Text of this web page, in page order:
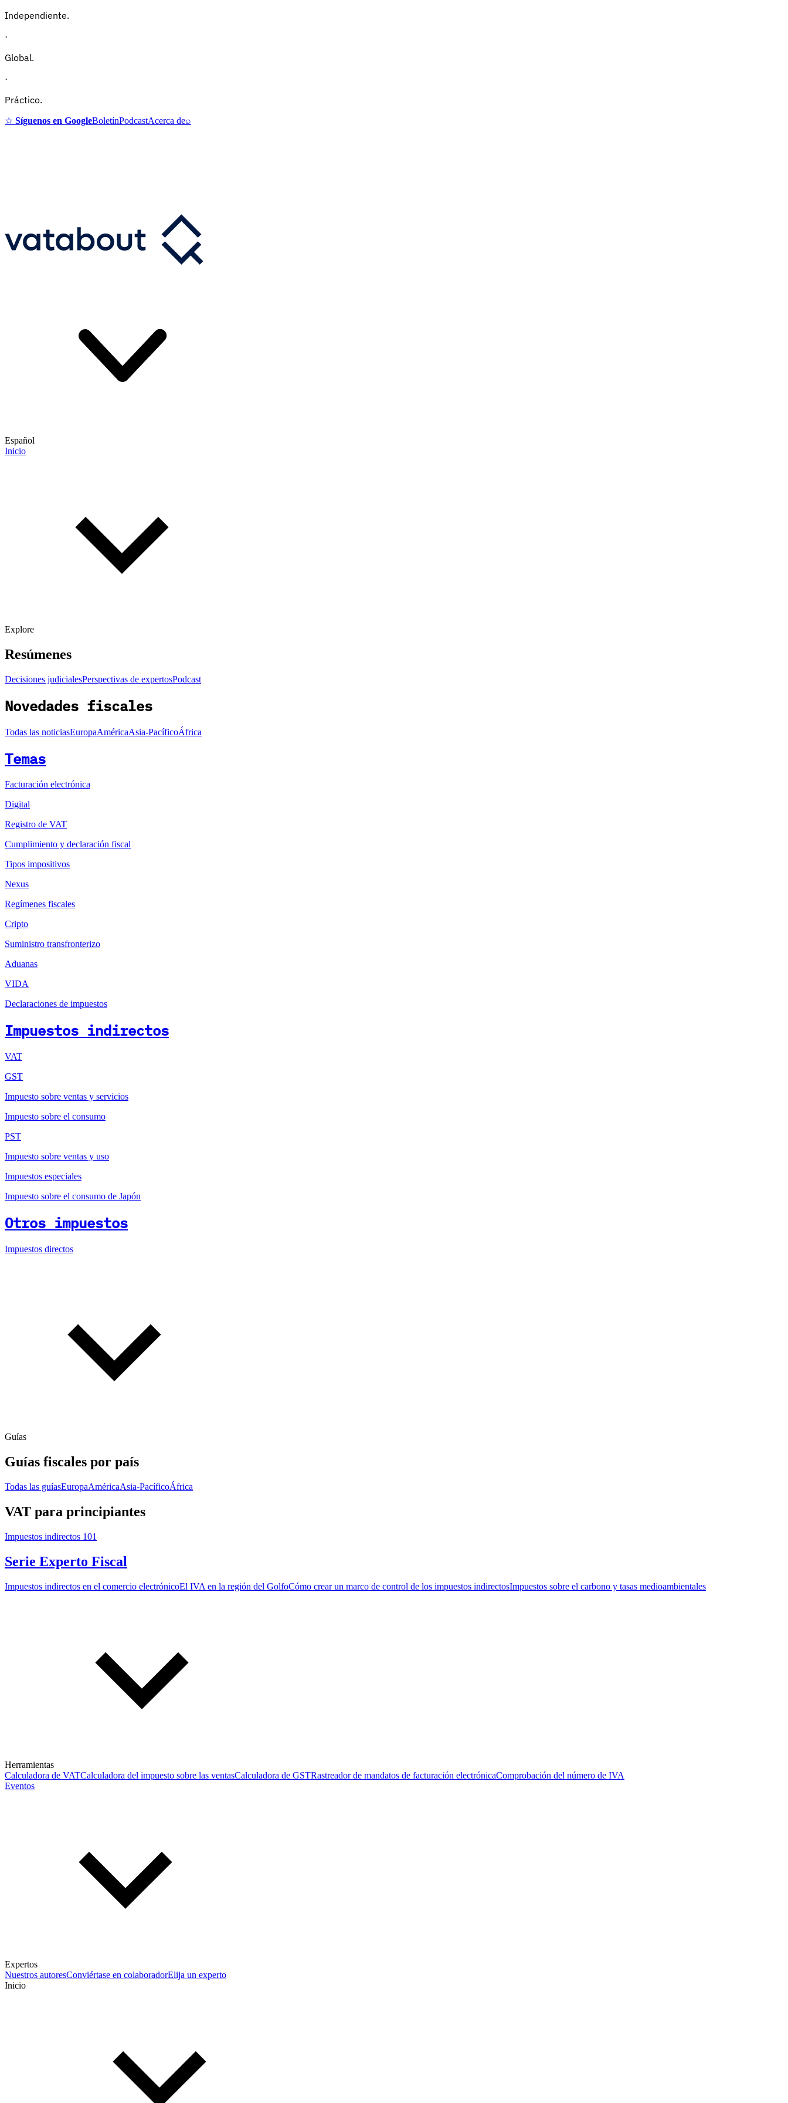
Independiente.
·
Global.
·
Práctico.
☆ Síguenos en GoogleBoletínPodcastAcerca de⌕
Español
Inicio
Explore
Resúmenes
Decisiones judicialesPerspectivas de expertosPodcast
Novedades fiscales
Todas las noticiasEuropaAméricaAsia-PacíficoÁfrica
Temas
Facturación electrónica
Digital
Registro de VAT
Cumplimiento y declaración fiscal
Tipos impositivos
Nexus
Regímenes fiscales
Cripto
Suministro transfronterizo
Aduanas
VIDA
Declaraciones de impuestos
Impuestos indirectos
VAT
GST
Impuesto sobre ventas y servicios
Impuesto sobre el consumo
PST
Impuesto sobre ventas y uso
Impuestos especiales
Impuesto sobre el consumo de Japón
Otros impuestos
Impuestos directos
Guías
Guías fiscales por país
Todas las guíasEuropaAméricaAsia-PacíficoÁfrica
VAT para principiantes
Impuestos indirectos 101
Serie Experto Fiscal
Impuestos indirectos en el comercio electrónicoEl IVA en la región del GolfoCómo crear un marco de control de los impuestos indirectosImpuestos sobre el carbono y tasas medioambientales
Herramientas
Calculadora de VATCalculadora del impuesto sobre las ventasCalculadora de GSTRastreador de mandatos de facturación electrónicaComprobación del número de IVA
Eventos
Expertos
Nuestros autoresConviértase en colaboradorElija un experto
Inicio